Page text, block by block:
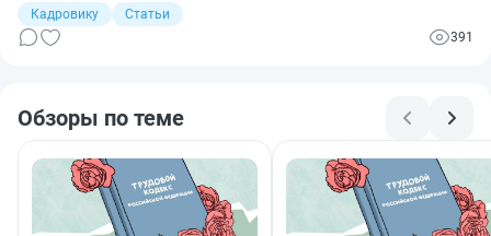
заданий должно быть вознаграждено. Рассмотрим
подробнее, как рассчитать размер таких выплат.
Кадровику
Статьи
391
Обзоры по теме